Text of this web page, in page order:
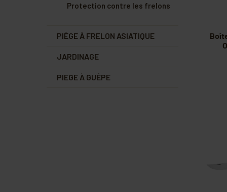
Protection contre les frelons
PIÈGE À FRELON ASIATIQUE
JARDINAGE
PIEGE À GUÊPE